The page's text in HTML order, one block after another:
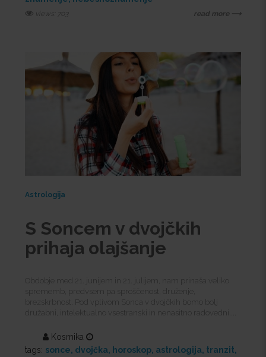
views: 703 read more ⟶
Astrologija
S Soncem v dvojčkih
prihaja olajšanje
Obdobje med 21. junijem in 21. julijem, nam prinaša veliko
sprememb, predvsem pa sproščenost, druženje,
brezskrbnost. Pod vplivom Sonca v dvojčkih bomo bolj
družabni, intelektualno vsestranski in nenasitno radovedni....
Kosmika
tags: sonce dvojčka horoskop astrologija tranzit